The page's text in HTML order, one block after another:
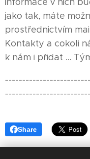
jako tak, máte
prostřednictvím
Kontakty a cokoli
k nám i přidat ...
Share